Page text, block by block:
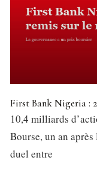
First Bank Nigeria :
10,4 milliards
Bourse, un an
duel entre